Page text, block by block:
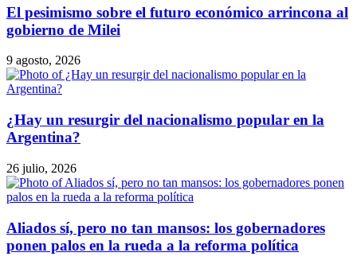
El pesimismo sobre el futuro económico arrincona al
gobierno de Milei
9 agosto, 2026
¿Hay un resurgir del nacionalismo popular en la
Argentina?
26 julio, 2026
Aliados sí, pero no tan mansos: los gobernadores
ponen palos en la rueda a la reforma política